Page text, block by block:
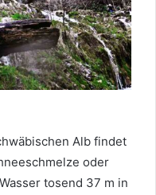
Alb findet
oder
tosend 37 m in